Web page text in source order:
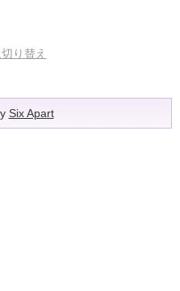
り替え
Six Apart